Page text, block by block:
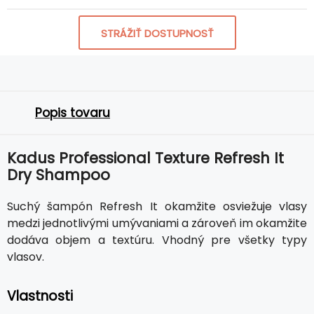
STRÁŽIŤ DOSTUPNOSŤ
Popis tovaru
Kadus Professional Texture Refresh It
Dry Shampoo
Suchý šampón Refresh It okamžite osviežuje vlasy
medzi jednotlivými umývaniami a zároveň im okamžite
dodáva objem a textúru. Vhodný pre všetky typy
vlasov.
Vlastnosti